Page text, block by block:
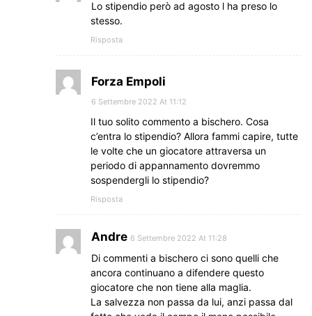
Lo stipendio però ad agosto l ha preso lo
stesso.
Risposta
Forza Empoli
6 Settembre 2022 At 11:12
Il tuo solito commento a bischero. Cosa
c’entra lo stipendio? Allora fammi capire, tutte
le volte che un giocatore attraversa un
periodo di appannamento dovremmo
sospendergli lo stipendio?
Risposta
Andre 6 Settembre 2022 At 11:28
Di commenti a bischero ci sono quelli che
ancora continuano a difendere questo
giocatore che non tiene alla maglia.
La salvezza non passa da lui, anzi passa dal